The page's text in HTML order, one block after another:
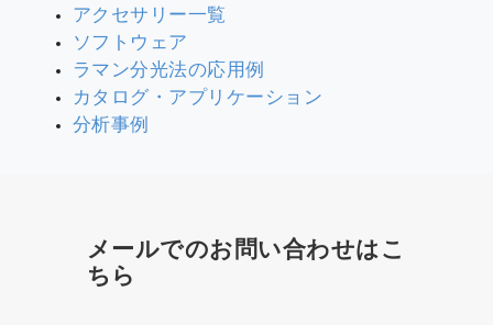
アクセサリー一覧
ソフトウェア
ラマン分光法の応用例
カタログ・アプリケーション
分析事例
メールでのお問い合わせはこ
ちら